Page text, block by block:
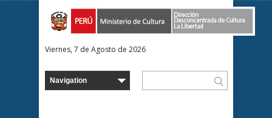
Viernes, 7 de Agosto de 2026